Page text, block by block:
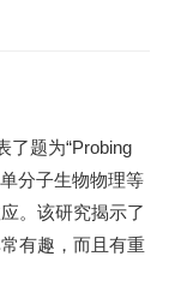
了题为“Probing
分子生物物理等
。该研究揭示了
有趣，而且有重